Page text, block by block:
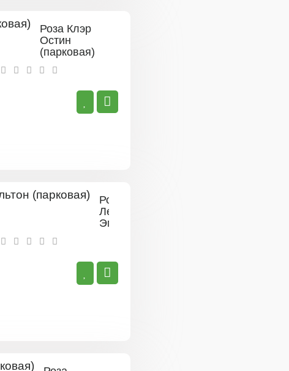
Роза Клэр
Остин
(парковая)
Роза
Леди
Эмма